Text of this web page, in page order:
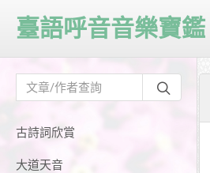
古詩詞欣賞
大道天音
臺語呼音音樂寶鑑